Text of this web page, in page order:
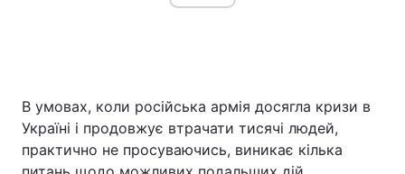
Україна Політика
Економіка
В умовах, коли російська армія досягла кризи в
Україні і продовжує втрачати тисячі людей,
практично не просуваючись, виникає кілька